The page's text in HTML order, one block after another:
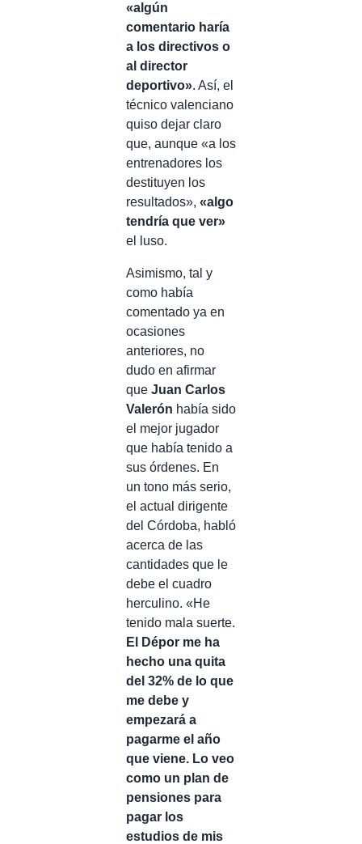
«algún
comentario haría
a los directivos o
al director
deportivo». Así, el
técnico valenciano
quiso dejar claro
que, aunque «a los
entrenadores los
destituyen los
resultados», «algo
tendría que ver»
el luso.
Asimismo, tal y
como había
comentado ya en
ocasiones
anteriores, no
dudo en afirmar
que Juan Carlos
Valerón había sido
el mejor jugador
que había tenido a
sus órdenes. En
un tono más serio,
el actual dirigente
del Córdoba, habló
acerca de las
cantidades que le
debe el cuadro
herculino. «He
tenido mala suerte.
El Dépor me ha
hecho una quita
del 32% de lo que
me debe y
empezará a
pagarme el año
que viene. Lo veo
como un plan de
pensiones para
pagar los
estudios de mis